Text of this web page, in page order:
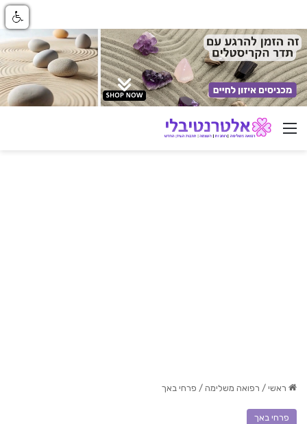
ניווט באתר
ראשי / רפואה משלימה / פרחי באך
פרחי באך